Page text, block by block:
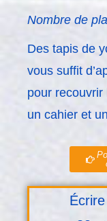
Nombre de
Des tapis de
vous suffit
pour
un cahier et